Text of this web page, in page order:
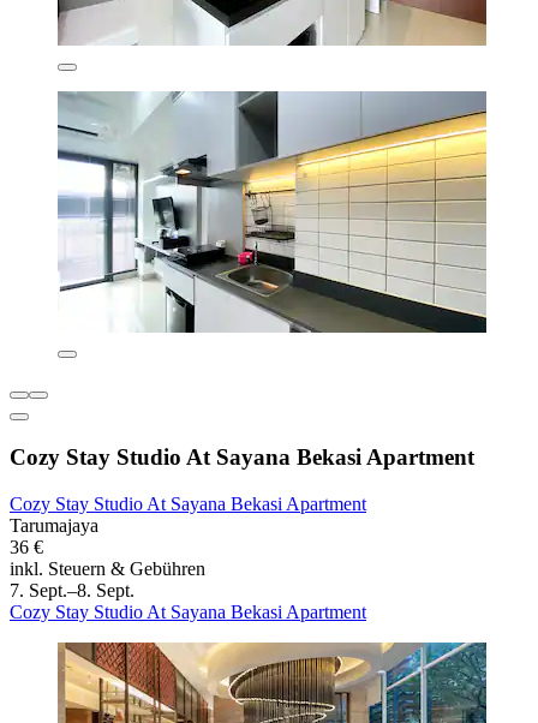
Cozy Stay Studio At Sayana Bekasi Apartment
Cozy Stay Studio At Sayana Bekasi Apartment
Tarumajaya
36 €
inkl. Steuern & Gebühren
7. Sept.–8. Sept.
Cozy Stay Studio At Sayana Bekasi Apartment